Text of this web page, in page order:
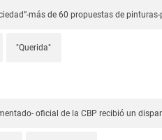
más de 60 propuestas de
"Querida"
oficial de la CBP recibió un